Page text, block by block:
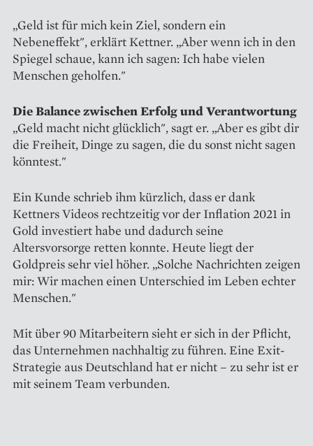
„Geld ist für mich kein Ziel, sondern ein
Nebeneffekt", erklärt Kettner. „Aber wenn ich in den
Spiegel schaue, kann ich sagen: Ich habe vielen
Menschen geholfen."
Die Balance zwischen Erfolg und Verantwortung
„Geld macht nicht glücklich", sagt er. „Aber es gibt dir
die Freiheit, Dinge zu sagen, die du sonst nicht sagen
könntest."
Ein Kunde schrieb ihm kürzlich, dass er dank
Kettners Videos rechtzeitig vor der Inflation 2021 in
Gold investiert habe und dadurch seine
Altersvorsorge retten konnte. Heute liegt der
Goldpreis sehr viel höher. „Solche Nachrichten zeigen
mir: Wir machen einen Unterschied im Leben echter
Menschen."
Mit über 90 Mitarbeitern sieht er sich in der Pflicht,
das Unternehmen nachhaltig zu führen. Eine Exit-
Strategie aus Deutschland hat er nicht – zu sehr ist er
mit seinem Team verbunden.